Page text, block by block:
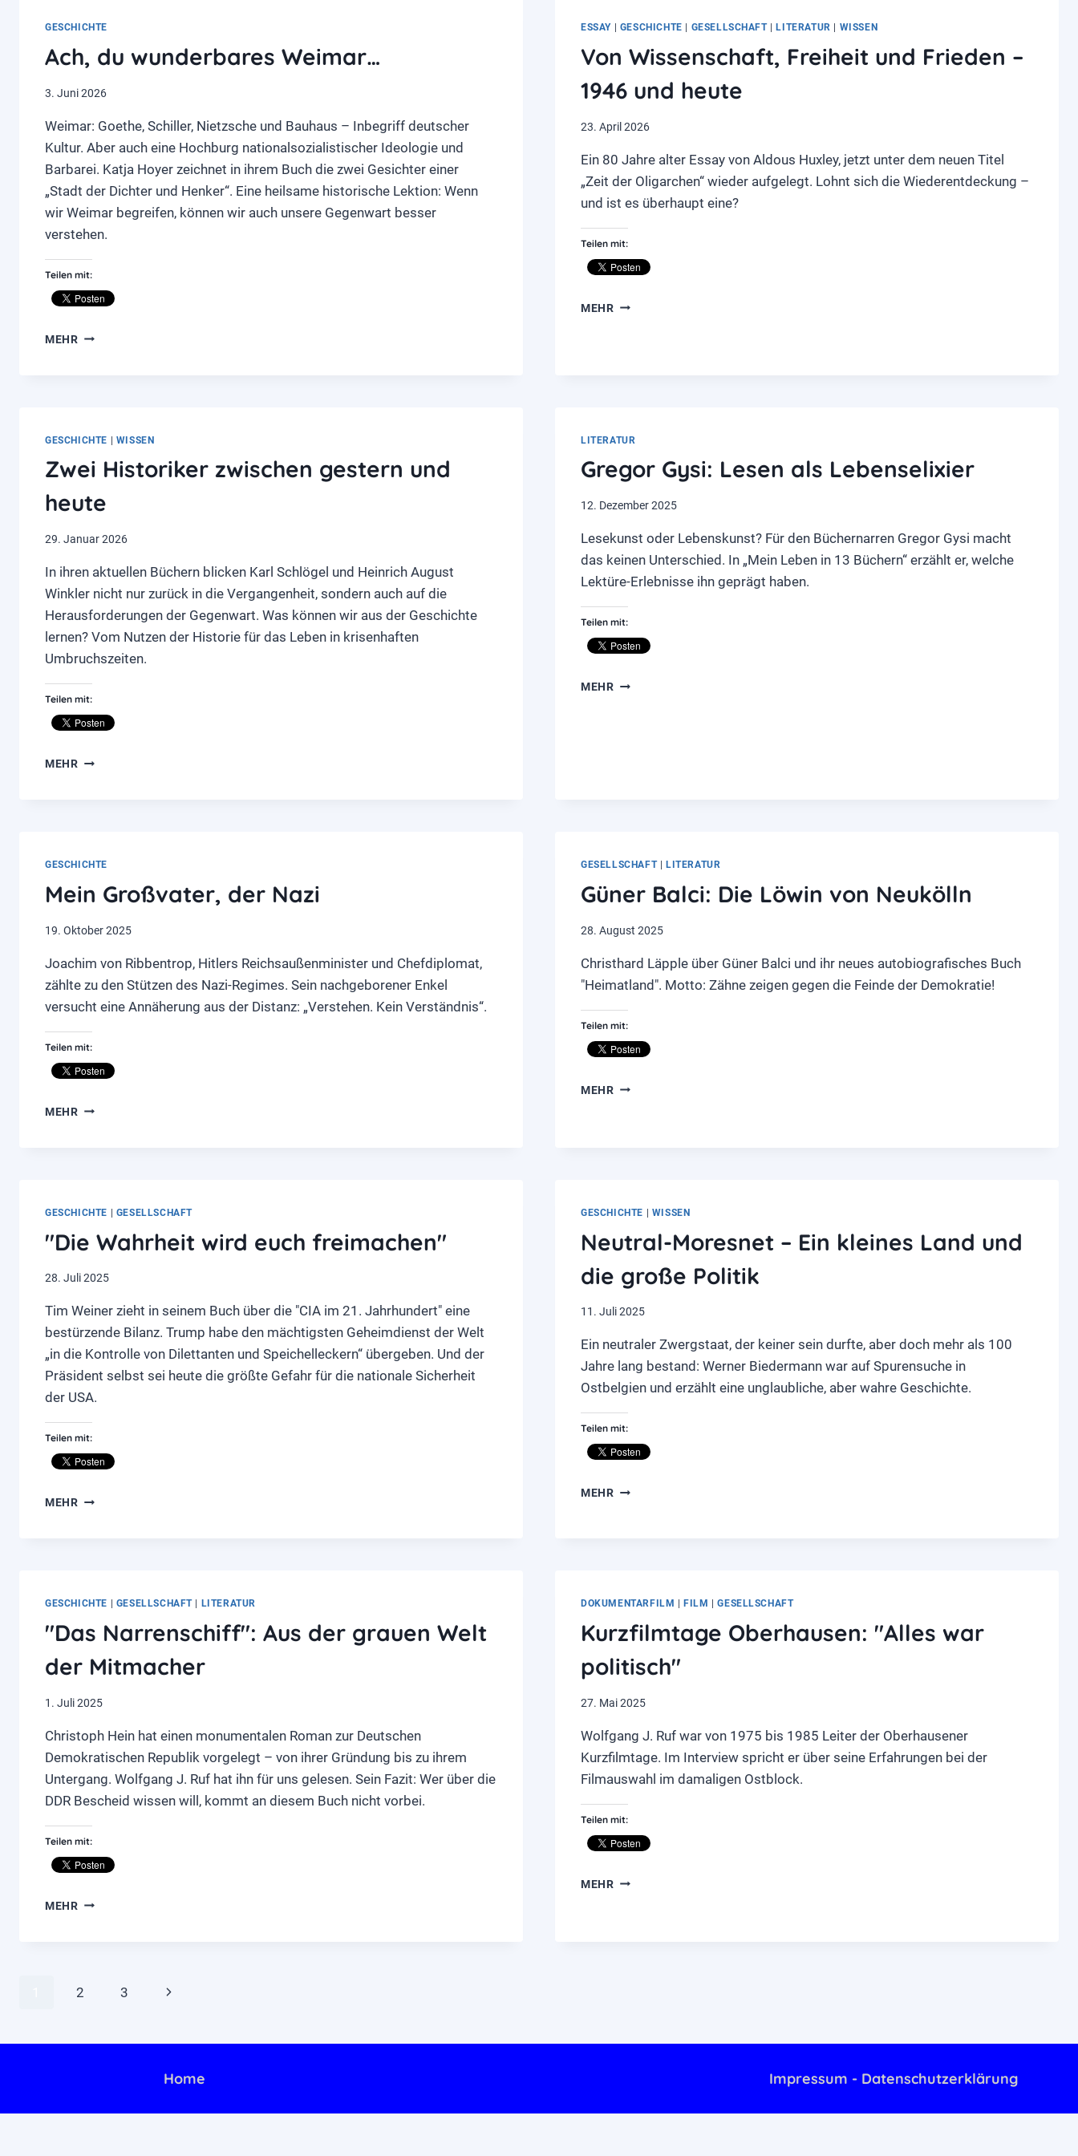
GESCHICHTE
Ach, du wunderbares Weimar…
3. Juni 2026
Weimar: Goethe, Schiller, Nietzsche und Bauhaus – Inbegriff deutscher
Kultur. Aber auch eine Hochburg nationalsozialistischer Ideologie und
Barbarei. Katja Hoyer zeichnet in ihrem Buch die zwei Gesichter einer
„Stadt der Dichter und Henker“. Eine heilsame historische Lektion: Wenn
wir Weimar begreifen, können wir auch unsere Gegenwart besser
verstehen.
Teilen mit:
MEHRACH,
ESSAY| GESCHICHTE GESELLSCHAFT| LITERATUR WISSEN
Von Wissenschaft, Freiheit und Frieden –
1946 und heute
23. April 2026
Ein 80 Jahre alter Essay von Aldous Huxley, jetzt unter dem neuen Titel
„Zeit der Oligarchen“ wieder aufgelegt. Lohnt sich die Wiederentdeckung –
und ist es überhaupt eine?
Teilen mit:
MEHRVON
GESCHICHTE | WISSEN
Zwei Historiker zwischen gestern und
heute
29. Januar 2026
In ihren aktuellen Büchern blicken Karl Schlögel und Heinrich August
Winkler nicht nur zurück in die Vergangenheit, sondern auch auf die
Herausforderungen der Gegenwart. Was können wir aus der Geschichte
lernen? Vom Nutzen der Historie für das Leben in krisenhaften
Umbruchszeiten.
Teilen mit:
MEHRZWEI
LITERATUR
Gregor Gysi: Lesen als Lebenselixier
12. Dezember 2025
Lesekunst oder Lebenskunst? Für den Büchernarren Gregor Gysi macht
das keinen Unterschied. In „Mein Leben in 13 Büchern“ erzählt er, welche
Lektüre-Erlebnisse ihn geprägt haben.
Teilen mit:
MEHRGREGOR
GESCHICHTE
Mein Großvater, der Nazi
19. Oktober 2025
Joachim von Ribbentrop, Hitlers Reichsaußenminister und Chefdiplomat,
zählte zu den Stützen des Nazi-Regimes. Sein nachgeborener Enkel
versucht eine Annäherung aus der Distanz: „Verstehen. Kein Verständnis“.
Teilen mit:
MEHRMEIN
GESELLSCHAFT| LITERATUR
Güner Balci: Die Löwin von Neukölln
28. August 2025
Christhard Läpple über Güner Balci und ihr neues autobiografisches Buch
"Heimatland". Motto: Zähne zeigen gegen die Feinde der Demokratie!
Teilen mit:
MEHRGÜNER
GESCHICHTE | GESELLSCHAFT
"Die Wahrheit wird euch freimachen"
28. Juli 2025
Tim Weiner zieht in seinem Buch über die "CIA im 21. Jahrhundert" eine
bestürzende Bilanz. Trump habe den mächtigsten Geheimdienst der Welt
„in die Kontrolle von Dilettanten und Speichelleckern“ übergeben. Und der
Präsident selbst sei heute die größte Gefahr für die nationale Sicherheit
der USA.
Teilen mit:
MEHR"DIE
GESCHICHTE | WISSEN
Neutral-Moresnet – Ein kleines Land und
die große Politik
11. Juli 2025
Ein neutraler Zwergstaat, der keiner sein durfte, aber doch mehr als 100
Jahre lang bestand: Werner Biedermann war auf Spurensuche in
Ostbelgien und erzählt eine unglaubliche, aber wahre Geschichte.
Teilen mit:
MEHRNEUTRAL-
DIE
GROSSE P
OLITIK
GESCHICHTE GESELLSCHAFT| LITERATUR
"Das Narrenschiff": Aus der grauen Welt
der Mitmacher
1. Juli 2025
Christoph Hein hat einen monumentalen Roman zur Deutschen
Demokratischen Republik vorgelegt – von ihrer Gründung bis zu ihrem
Untergang. Wolfgang J. Ruf hat ihn für uns gelesen. Sein Fazit: Wer über die
DDR Bescheid wissen will, kommt an diesem Buch nicht vorbei.
Teilen mit:
MEHR"DAS
WELT
DOKUMENTARFILM FILM |GESELLSCHAFT
Kurzfilmtage Oberhausen: "Alles war
politisch"
27. Mai 2025
Wolfgang J. Ruf war von 1975 bis 1985 Leiter der Oberhausener
Kurzfilmtage. Im Interview spricht er über seine Erfahrungen bei der
Filmauswahl im damaligen Ostblock.
Teilen mit:
MEHRKURZFILMTAGE
Seitennavigation
2 3
Nächste
Home Impressum - Datenschutzerklärung